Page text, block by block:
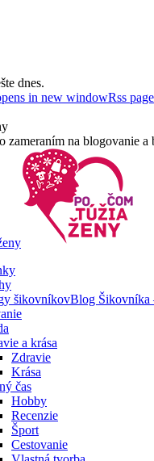
dnes.
in new windowRss
zameraním na blogovanie a
šikovníkovBlog Šikovníka
a krása
Zdravie
Krása
čas
Hobby
Recenzie
Šport
Cestovanie